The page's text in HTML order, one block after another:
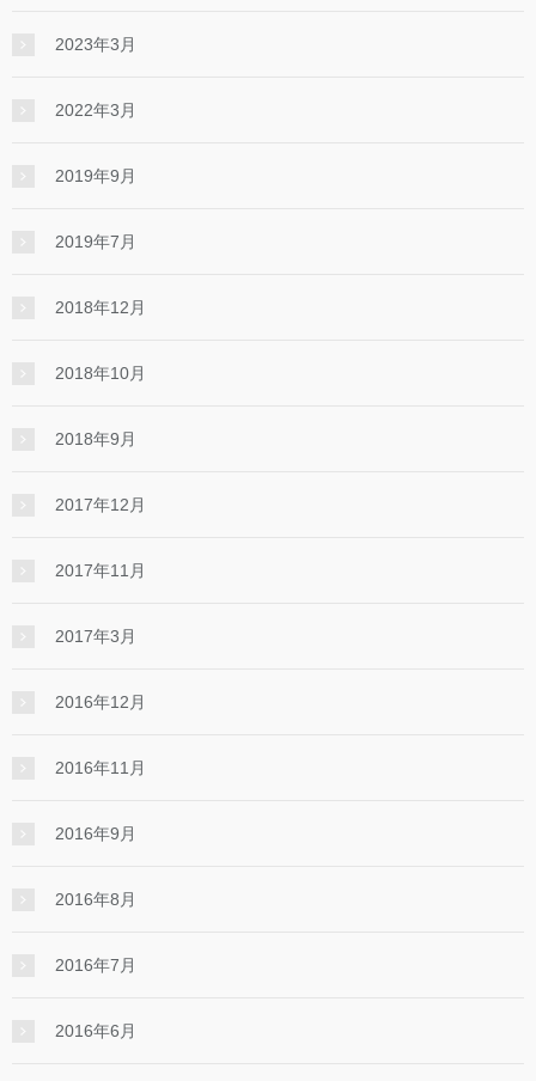
2023年3月
2022年3月
2019年9月
2019年7月
2018年12月
2018年10月
2018年9月
2017年12月
2017年11月
2017年3月
2016年12月
2016年11月
2016年9月
2016年8月
2016年7月
2016年6月